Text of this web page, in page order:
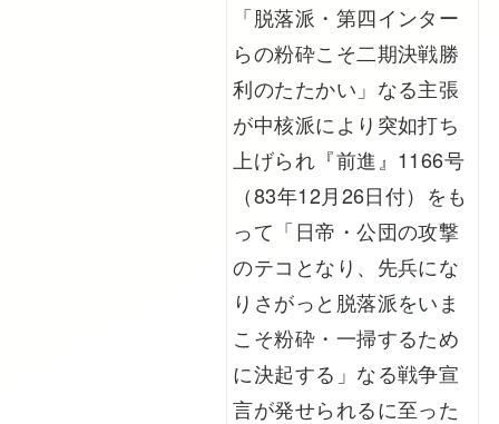
「脱落派・第四インター
らの粉砕こそ二期決戦勝
利のたたかい」なる主張
が中核派により突如打ち
上げられ『前進』1166号
（83年12月26日付）をも
って「日帝・公団の攻撃
のテコとなり、先兵にな
りさがっと脱落派をいま
こそ粉砕・一掃するため
に決起する」なる戦争宣
言が発せられるに至った